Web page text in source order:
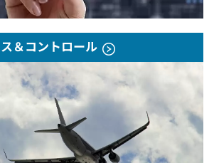
＆コントロール